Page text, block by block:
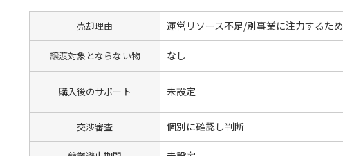
売却理由 運営リソース不足/別事業に注力するため
譲渡対象とならない物 なし
購入後のサポート 未設定
交渉審査 個別に確認し判断